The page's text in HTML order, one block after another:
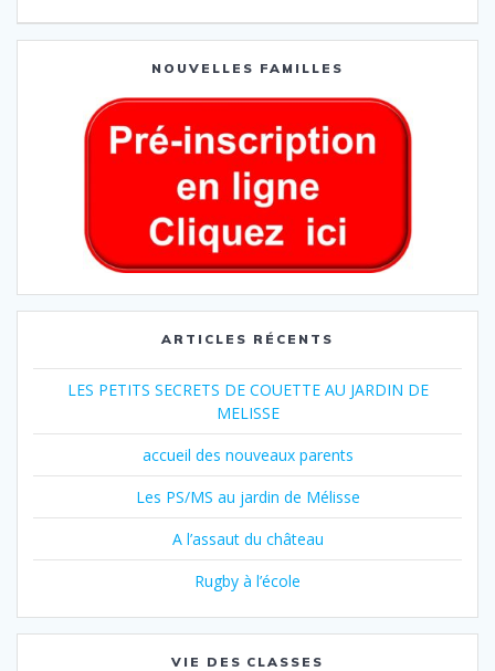
NOUVELLES FAMILLES
ARTICLES RÉCENTS
LES PETITS SECRETS DE COUETTE AU JARDIN DE
MELISSE
accueil des nouveaux parents
Les PS/MS au jardin de Mélisse
A l’assaut du château
Rugby à l’école
VIE DES CLASSES